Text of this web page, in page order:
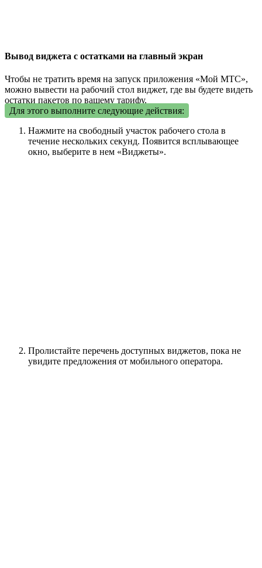
Вывод виджета с остатками на главный экран
Чтобы не тратить время на запуск приложения «Мой МТС»,
можно вывести на рабочий стол виджет, где вы будете видеть
остатки пакетов по вашему тарифу.
Для этого выполните следующие действия:
Нажмите на свободный участок рабочего стола в
течение нескольких секунд. Появится всплывающее
окно, выберите в нем «Виджеты».
Пролистайте перечень доступных виджетов, пока не
увидите предложения от мобильного оператора.